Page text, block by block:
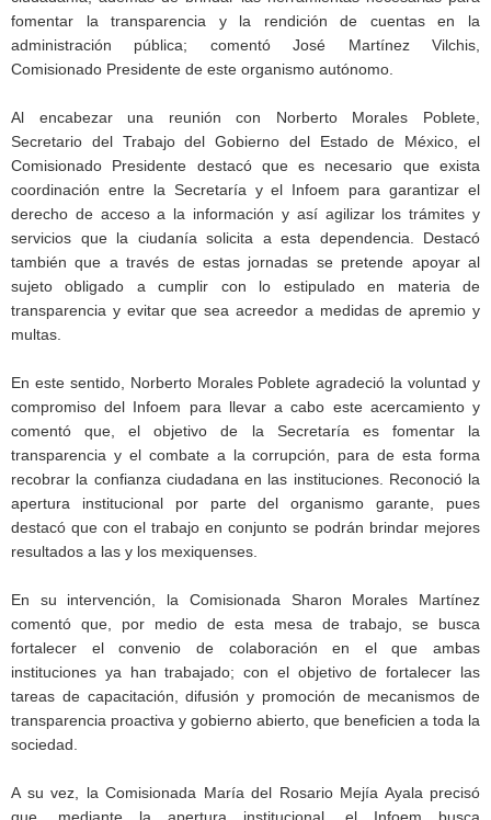
fomentar la transparencia y la rendición de cuentas en la
administración pública; comentó José Martínez Vilchis,
Comisionado Presidente de este organismo autónomo.
Al encabezar una reunión con Norberto Morales Poblete,
Secretario del Trabajo del Gobierno del Estado de México, el
Comisionado Presidente destacó que es necesario que exista
coordinación entre la Secretaría y el Infoem para garantizar el
derecho de acceso a la información y así agilizar los trámites y
servicios que la ciudanía solicita a esta dependencia. Destacó
también que a través de estas jornadas se pretende apoyar al
sujeto obligado a cumplir con lo estipulado en materia de
transparencia y evitar que sea acreedor a medidas de apremio y
multas.
En este sentido, Norberto Morales Poblete agradeció la voluntad y
compromiso del Infoem para llevar a cabo este acercamiento y
comentó que, el objetivo de la Secretaría es fomentar la
transparencia y el combate a la corrupción, para de esta forma
recobrar la confianza ciudadana en las instituciones. Reconoció la
apertura institucional por parte del organismo garante, pues
destacó que con el trabajo en conjunto se podrán brindar mejores
resultados a las y los mexiquenses.
En su intervención, la Comisionada Sharon Morales Martínez
comentó que, por medio de esta mesa de trabajo, se busca
fortalecer el convenio de colaboración en el que ambas
instituciones ya han trabajado; con el objetivo de fortalecer las
tareas de capacitación, difusión y promoción de mecanismos de
transparencia proactiva y gobierno abierto, que beneficien a toda la
sociedad.
A su vez, la Comisionada María del Rosario Mejía Ayala precisó
que, mediante la apertura institucional, el Infoem busca